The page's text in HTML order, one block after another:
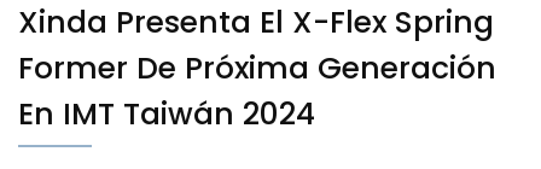
Xinda Presenta El X-Flex Spring
Former De Próxima Generación
En IMT Taiwán 2024